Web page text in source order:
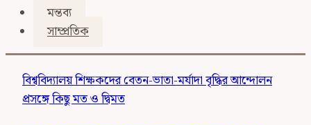
মন্তব্য
সাম্প্রতিক
বিশ্ববিদ্যালয় শিক্ষকদের বেতন-ভাতা-মর্যাদা বৃদ্ধির আন্দোলন
প্রসঙ্গে কিছু মত ও দ্বিমত